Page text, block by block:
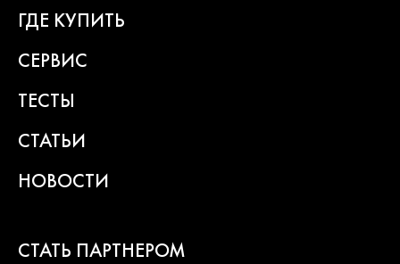
ГДЕ КУПИТЬ
СЕРВИС
ТЕСТЫ
СТАТЬИ
НОВОСТИ
СТАТЬ ПАРТНЕРОМ